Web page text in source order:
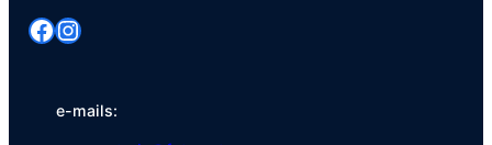
Facebook Instagram
e-mails: